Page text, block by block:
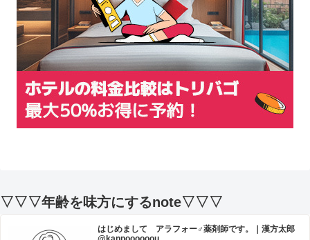
▽▽▽年齢を味方にするnote▽▽▽
はじめまして アラフォー♂薬剤師です。｜漢方太郎